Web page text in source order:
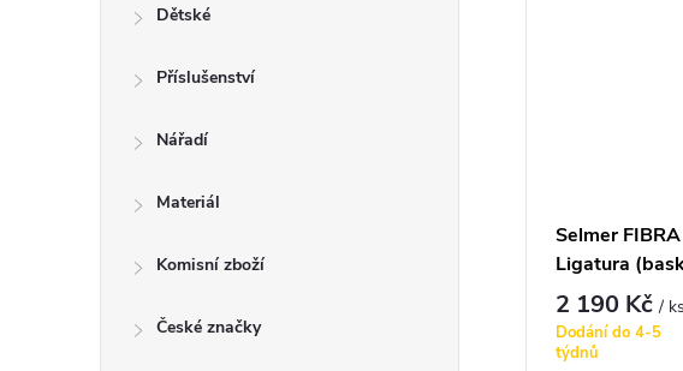
Dětské
Příslušenství
Nářadí
Materiál
Komisní zboží
České značky
Selmer FIBRA
Ligatura
barytonsax)
2 190 Kč/ ks
Dodání do 4-5
týdnů